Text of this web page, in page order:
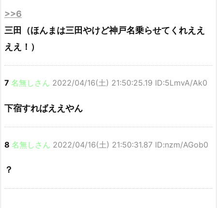
>>6
三田（ほんまは三田やけど神戸名乗らせてくれええ
ええ！）
7 名無しさん 2022/04/16(土) 21:50:25.19 ID:5LmvA/Ak0
下宿すればええやん
8 名無しさん 2022/04/16(土) 21:50:31.87 ID:nzm/AGob0
？